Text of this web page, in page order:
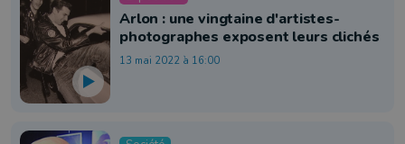
Arlon : une vingtaine d'artistes-
photographes exposent leurs clichés
13 mai 2022 à 16:00